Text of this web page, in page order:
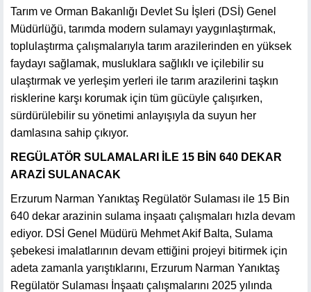
Tarım ve Orman Bakanlığı Devlet Su İşleri (DSİ) Genel
Müdürlüğü, tarımda modern sulamayı yaygınlaştırmak,
toplulaştırma çalışmalarıyla tarım arazilerinden en yüksek
faydayı sağlamak, musluklara sağlıklı ve içilebilir su
ulaştırmak ve yerleşim yerleri ile tarım arazilerini taşkın
risklerine karşı korumak için tüm gücüyle çalışırken,
sürdürülebilir su yönetimi anlayışıyla da suyun her
damlasına sahip çıkıyor.
REGÜLATÖR SULAMALARI İLE 15 BİN 640 DEKAR
ARAZİ SULANACAK
Erzurum Narman Yanıktaş Regülatör Sulaması ile 15 Bin
640 dekar arazinin sulama inşaatı çalışmaları hızla devam
ediyor. DSİ Genel Müdürü Mehmet Akif Balta, Sulama
şebekesi imalatlarının devam ettiğini projeyi bitirmek için
adeta zamanla yarıştıklarını, Erzurum Narman Yanıktaş
Regülatör Sulaması İnşaatı çalışmalarını 2025 yılında